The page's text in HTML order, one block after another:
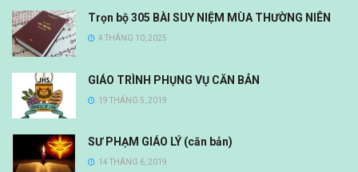
Trọn bộ 305 BÀI SUY NIỆM MÙA THƯỜNG NIÊN
4 THÁNG 10, 2025
GIÁO TRÌNH PHỤNG VỤ CĂN BẢN
19 THÁNG 5, 2019
SƯ PHẠM GIÁO LÝ (căn bản)
14 THÁNG 6, 2019